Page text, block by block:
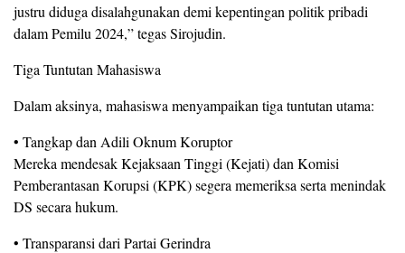
justru diduga disalahgunakan demi kepentingan politik pribadi
dalam Pemilu 2024,” tegas Sirojudin.
Tiga Tuntutan Mahasiswa
Dalam aksinya, mahasiswa menyampaikan tiga tuntutan utama:
• Tangkap dan Adili Oknum Koruptor
Mereka mendesak Kejaksaan Tinggi (Kejati) dan Komisi
Pemberantasan Korupsi (KPK) segera memeriksa serta menindak
DS secara hukum.
• Transparansi dari Partai Gerindra